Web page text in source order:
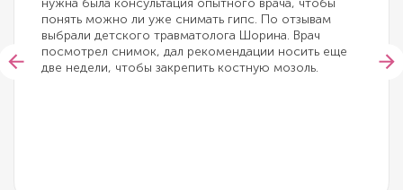
понять можно ли уже снимать гипс. По отзывам
выбрали детского травматолога Шорина. Врач
посмотрел снимок, дал рекомендации носить еще
две недели, чтобы закрепить костную мозоль.